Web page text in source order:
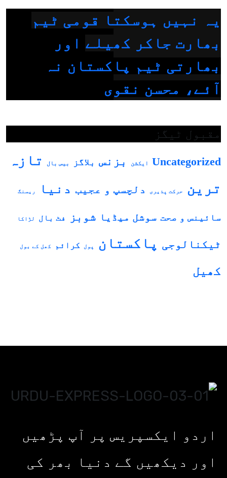
یہ نہیں ہوسکتا قومی ٹیم
بھارت جاکر کھیلے اور
بھارتی ٹیم پاکستان نہ
آئے، محسن نقوی
مقبول ٹیگز
Uncategorized ایکشن بزنس بلاگز بیس بال
تازہ
ترین
حرکت پذیری دلچسپ و عجیب دنیا ریسنگ
سائینس و صحت سوشل میڈیا شوبز فٹ بال لڑاکا
ٹیکنالوجی پاکستان پول کرائم کھل کے بول
کھیل
اردو ایکسپریس پر آپ پڑھیں
اور دیکھیں گے دنیا بھر کی